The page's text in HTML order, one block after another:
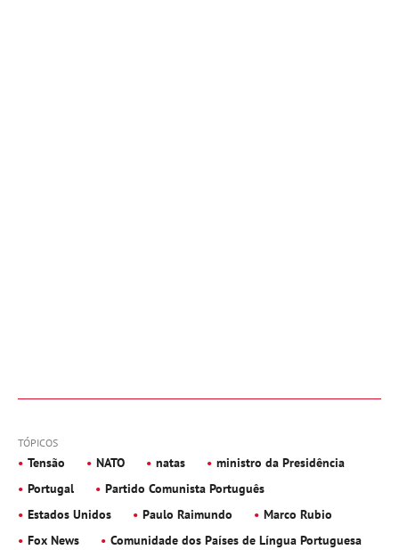
TÓPICOS
Tensão NATO natas
ministro da Presidência
Portugal
Partido Comunista Português
Estados Unidos
Paulo Raimundo
Marco Rubio
Fox News
Comunidade dos Países de Língua Portuguesa